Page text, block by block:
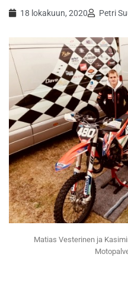
18 lokakuun, 2020 Petri
Matias Vesterinen ja